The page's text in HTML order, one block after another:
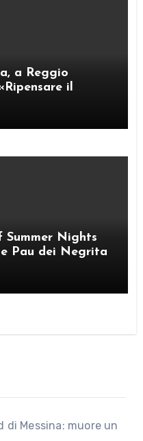
a Reggio
il
“ragione
Summer Nights
Pau dei Negrita
di Messina: muore un